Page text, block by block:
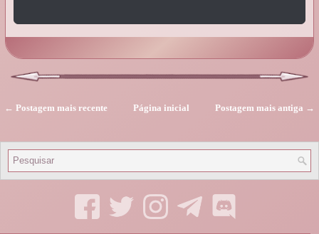
← Postagem mais recente Postagem mais antiga →
Página inicial